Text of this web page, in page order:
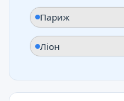
Париж
Ліон